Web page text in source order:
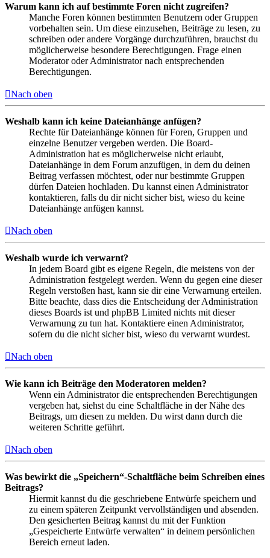
Warum kann ich auf bestimmte Foren nicht zugreifen?
Manche Foren können bestimmten Benutzern oder Gruppen
vorbehalten sein. Um diese einzusehen, Beiträge zu lesen, zu
schreiben oder andere Vorgänge durchzuführen, brauchst du
möglicherweise besondere Berechtigungen. Frage einen
Moderator oder Administrator nach entsprechenden
Berechtigungen.
Nach oben
Weshalb kann ich keine Dateianhänge anfügen?
Rechte für Dateianhänge können für Foren, Gruppen und
einzelne Benutzer vergeben werden. Die Board-
Administration hat es möglicherweise nicht erlaubt,
Dateianhänge in dem Forum anzufügen, in dem du deinen
Beitrag verfassen möchtest, oder nur bestimmte Gruppen
dürfen Dateien hochladen. Du kannst einen Administrator
kontaktieren, falls du dir nicht sicher bist, wieso du keine
Dateianhänge anfügen kannst.
Nach oben
Weshalb wurde ich verwarnt?
In jedem Board gibt es eigene Regeln, die meistens von der
Administration festgelegt werden. Wenn du gegen eine dieser
Regeln verstoßen hast, kann sie dir eine Verwarnung erteilen.
Bitte beachte, dass dies die Entscheidung der Administration
dieses Boards ist und phpBB Limited nichts mit dieser
Verwarnung zu tun hat. Kontaktiere einen Administrator,
sofern du die nicht sicher bist, wieso du verwarnt wurdest.
Nach oben
Wie kann ich Beiträge den Moderatoren melden?
Wenn ein Administrator die entsprechenden Berechtigungen
vergeben hat, siehst du eine Schaltfläche in der Nähe des
Beitrags, um diesen zu melden. Du wirst dann durch die
weiteren Schritte geführt.
Nach oben
Was bewirkt die „Speichern“-Schaltfläche beim Schreiben eines
Beitrags?
Hiermit kannst du die geschriebene Entwürfe speichern und
zu einem späteren Zeitpunkt vervollständigen und absenden.
Den gesicherten Beitrag kannst du mit der Funktion
„Gespeicherte Entwürfe verwalten“ in deinem persönlichen
Bereich erneut laden.